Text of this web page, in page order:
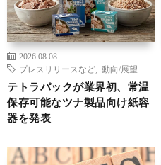
2026.08.08
プレスリリースなど
動向/展望
テトラパックが業界初、常温
保存可能なツナ製品向け紙容
器を発表